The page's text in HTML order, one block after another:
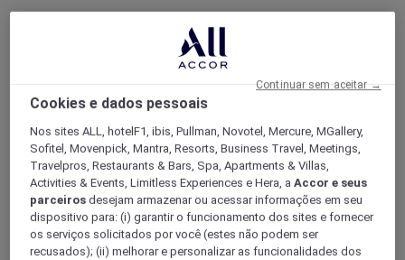
Cookies e dados pessoais
Nos sites ALL, hotelF1, ibis, Pullman, Novotel, Mercure, MGallery,
Sofitel, Movenpick, Mantra, Resorts, Business Travel, Meetings,
Travelpros, Restaurants & Bars, Spa, Apartments & Villas,
Activities & Events, Limitless Experiences e Hera, aAccor e seus
parceiros desejam armazenar ou acessar informações em seu
dispositivo para: (i) garantir o funcionamento dos sites e fornecer
os serviços solicitados por você (estes não podem ser
recusados); (ii) melhorar e personalizar as funcionalidades dos
Continuar sem aceitar →